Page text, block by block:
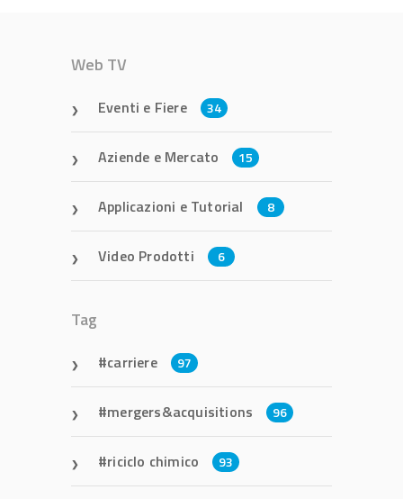
Web TV
Eventi e Fiere 34
Aziende e Mercato 15
Applicazioni e Tutorial 8
Video Prodotti 6
Tag
carriere 97
mergers&acquisitions 96
riciclo chimico 93